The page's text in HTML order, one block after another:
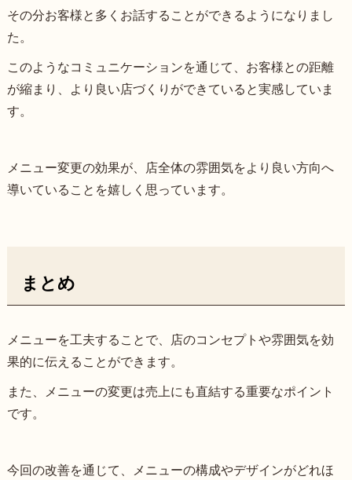
その分お客様と多くお話することができるようになりまし
た。
このようなコミュニケーションを通じて、お客様との距離
が縮まり、より良い店づくりができていると実感していま
す。
メニュー変更の効果が、店全体の雰囲気をより良い方向へ
導いていることを嬉しく思っています。
まとめ
メニューを工夫することで、店のコンセプトや雰囲気を効
果的に伝えることができます。
また、メニューの変更は売上にも直結する重要なポイント
です。
今回の改善を通じて、メニューの構成やデザインがどれほ